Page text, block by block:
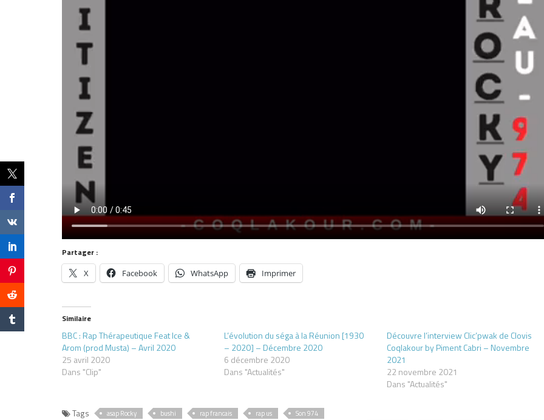
Partager :
X Facebook WhatsApp Imprimer
Similaire
BBC : Rap Thérapeutique Feat Ice &
Arom (prod Musta) – Avril 2020
25 avril 2020
Dans "Clip"
L’évolution du séga à la Réunion [1930
– 2020] – Décembre 2020
6 décembre 2020
Dans "Actualités"
Découvre l’interview Clic’pwak de Clovis
Coqlakour by Piment Cabri – Novembre
2021
22 novembre 2021
Dans "Actualités"
Tags asap Rocky bushi rap francais rap us Son 974